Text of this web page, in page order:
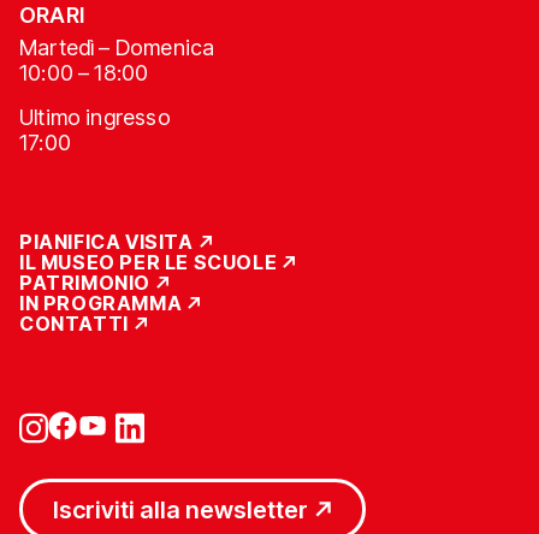
ORARI
Martedì – Domenica
10:00 – 18:00
Ultimo ingresso
17:00
PIANIFICA VISITA
IL MUSEO PER LE SCUOLE
PATRIMONIO
IN PROGRAMMA
CONTATTI
Iscriviti alla newsletter